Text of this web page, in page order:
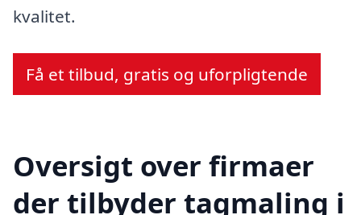
kvalitet.
Få et tilbud, gratis og uforpligtende
Oversigt over firmaer
der tilbyder tagmaling i